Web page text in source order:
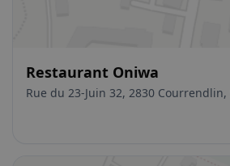
Restaurant Oniwa
Rue du 23-Juin 32, 2830